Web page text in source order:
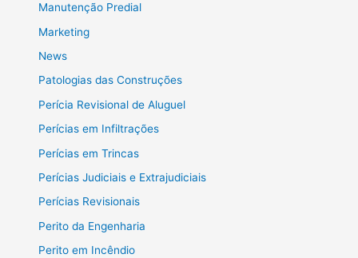
Manutenção Predial
Marketing
News
Patologias das Construções
Perícia Revisional de Aluguel
Perícias em Infiltrações
Perícias em Trincas
Perícias Judiciais e Extrajudiciais
Perícias Revisionais
Perito da Engenharia
Perito em Incêndio